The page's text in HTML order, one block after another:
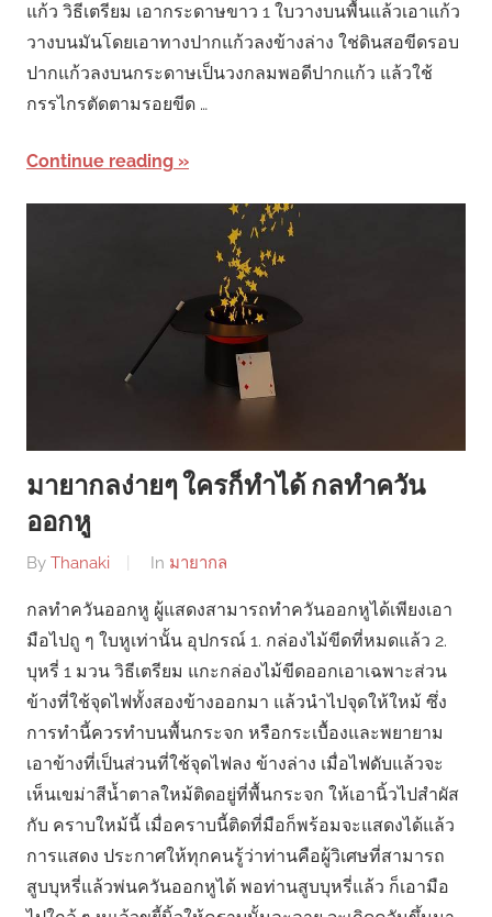
แก้ว วิธีเตรียม เอากระดาษขาว 1 ใบวางบนพื้นแล้วเอาแก้ว
วางบนมันโดยเอาทางปากแก้วลงข้างล่าง ใช่ดินสอขีดรอบ
ปากแก้วลงบนกระดาษเป็นวงกลมพอดีปากแก้ว แล้วใช้
กรรไกรตัดตามรอยขีด …
Continue reading
มายากลง่ายๆ ใครก็ทําได้ กลทำควัน
ออกหู
By Thanaki In มายากล
กลทำควันออกหู ผู้แสดงสามารถทำควันออกหูได้เพียงเอา
มือไปถู ๆ ใบหูเท่านั้น อุปกรณ์ 1. กล่องไม้ขีดที่หมดแล้ว 2.
บุหรี่ 1 มวน วิธีเตรียม แกะกล่องไม้ขีดออกเอาเฉพาะส่วน
ข้างที่ใช้จุดไฟทั้งสองข้างออกมา แล้วนำไปจุดให้ใหม้ ซึ่ง
การทำนี้ควรทำบนพื้นกระจก หรือกระเบื้องและพยายาม
เอาข้างที่เป็นส่วนที่ใช้จุดไฟลง ข้างล่าง เมื่อไฟดับแล้วจะ
เห็นเขม่าสีน้ำตาลใหม้ติดอยู่ที่พื้นกระจก ให้เอานิ้วไปสำผัส
กับ คราบใหม้นี้ เมื่อคราบนี้ติดที่มือก็พร้อมจะแสดงได้แล้ว
การแสดง ประกาศให้ทุกคนรู้ว่าท่านคือผู้วิเศษที่สามารถ
สูบบุหรี่แล้วพ่นควันออกหูได้ พอท่านสูบบุหรี่แล้ว ก็เอามือ